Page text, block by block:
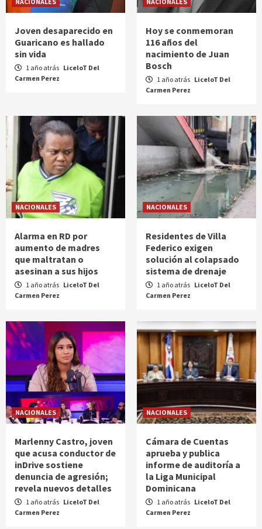
Joven desaparecido en
Guaricano es hallado
sin vida
1 año atrás LiceloT Del
Carmen Perez
Hoy se conmemoran
116 años del
nacimiento de Juan
Bosch
1 año atrás LiceloT Del
Carmen Perez
NACIONALES
Alarma en RD por
aumento de madres
que maltratan o
asesinan a sus hijos
1 año atrás LiceloT Del
Carmen Perez
NACIONALES
Residentes de Villa
Federico exigen
solución al colapsado
sistema de drenaje
1 año atrás LiceloT Del
Carmen Perez
NACIONALES
Marlenny Castro, joven
que acusa conductor de
inDrive sostiene
denuncia de agresión;
revela nuevos detalles
1 año atrás LiceloT Del
Carmen Perez
NACIONALES
Cámara de Cuentas
aprueba y publica
informe de auditoría a
la Liga Municipal
Dominicana
1 año atrás LiceloT Del
Carmen Perez